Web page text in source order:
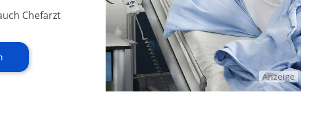
Chefarzt
Anzeige